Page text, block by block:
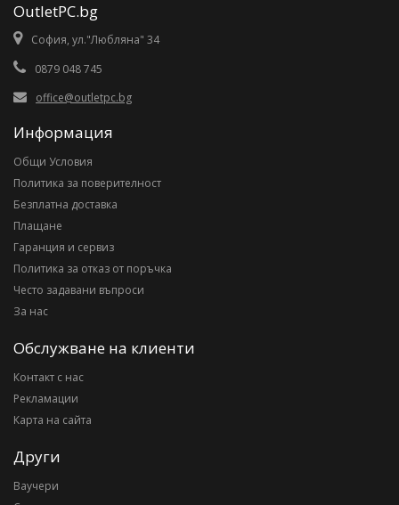
OutletPC.bg
София, ул."Любляна" 34
0879 048 745
office@outletpc.bg
Информация
Общи Условия
Политика за поверителност
Безплатна доставка
Плащане
Гаранция и сервиз
Политика за отказ от поръчка
Често задавани въпроси
За нас
Обслужване на клиенти
Контакт с нас
Рекламации
Карта на сайта
Други
Ваучери